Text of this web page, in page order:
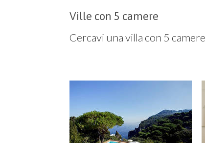
Ville con 5 camere
Cercavi una villa con 5